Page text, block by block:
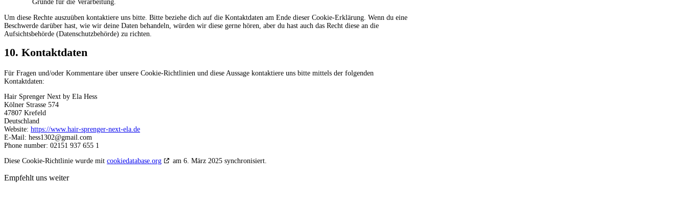
Gründe für die Verarbeitung.
Um diese Rechte auszuüben kontaktiere uns bitte. Bitte beziehe dich auf die Kontaktdaten am Ende dieser Cookie-Erklärung. Wenn du eine
Beschwerde darüber hast, wie wir deine Daten behandeln, würden wir diese gerne hören, aber du hast auch das Recht diese an die
Aufsichtsbehörde (Datenschutzbehörde) zu richten.
10. Kontaktdaten
Für Fragen und/oder Kommentare über unsere Cookie-Richtlinien und diese Aussage kontaktiere uns bitte mittels der folgenden
Kontaktdaten:
Hair Sprenger Next by Ela Hess
Kölner Strasse 574
47807 Krefeld
Deutschland
Website: https://www.hair-sprenger-next-ela.de
E-Mail: hess1302@gmail.com
Phone number: 02151 937 655 1
Diese Cookie-Richtlinie wurde mit cookiedatabase.org am 6. März 2025 synchronisiert.
Empfehlt uns weiter